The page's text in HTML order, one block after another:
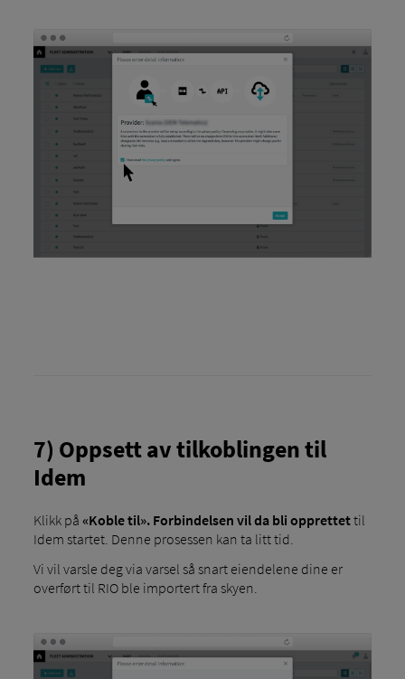
7) Oppsett av tilkoblingen til
Idem
Klikk på «Koble til». Forbindelsen vil da bli opprettettil
Idem startet. Denne prosessen kan ta litt tid.
Vi vil varsle deg via varsel så snart eiendelene dine er
overført til RIO ble importert fra skyen.